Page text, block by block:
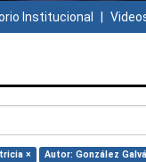
Institucional
× Autor: González